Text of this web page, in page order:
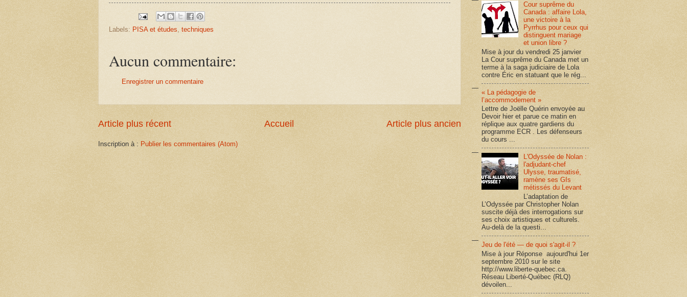
Labels: PISA et études, techniques
Aucun commentaire:
Enregistrer un commentaire
Article plus récent Article plus ancien
Accueil
Inscription à : Publier les commentaires (Atom)
Cour suprême du
Canada : affaire Lola,
une victoire à la
Pyrrhus pour ceux qui
distinguent mariage
et union libre ?
Mise à jour du vendredi 25 janvier
La Cour suprême du Canada met un
terme à la saga judiciaire de Lola
contre Éric en statuant que le rég...
« La pédagogie de
l’accommodement »
Lettre de Joëlle Quérin envoyée au
Devoir hier et parue ce matin en
réplique aux quatre gardiens du
programme ECR . Les défenseurs
du cours ...
L'Odyssée de Nolan :
l'adjudant-chef
Ulysse, traumatisé,
ramène ses GIs
métissés du Levant
L’adaptation de
L’Odyssée par Christopher Nolan
suscite déjà des interrogations sur
ses choix artistiques et culturels.
Au-delà de la questi...
Jeu de l'été — de quoi s'agit-il ?
Mise à jour Réponse aujourd'hui 1er
septembre 2010 sur le site
http://www.liberte-quebec.ca.
Réseau Liberté-Québec (RLQ)
dévoilen...